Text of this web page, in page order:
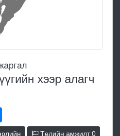
хээр алагч
Төлийн амжилт0